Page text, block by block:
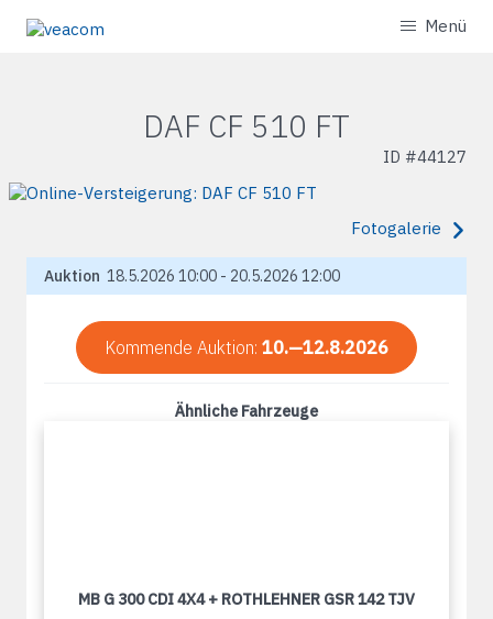
Menü
DAF CF 510 FT
ID #44127
Fotogalerie
Auktion 18.5.2026 10:00 - 20.5.2026 12:00
Kommende Auktion: 10.—12.8.2026
Ähnliche Fahrzeuge
MB G 300 CDI 4X4 + ROTHLEHNER GSR 142 TJV